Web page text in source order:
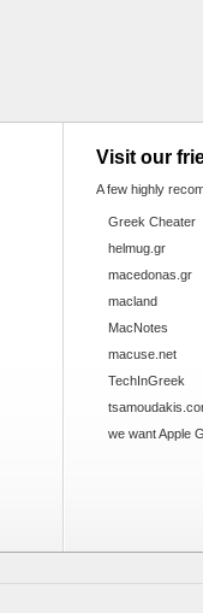
Visit our
A few highly
Greek Cheater
helmug.gr
macedonas.gr
macland
MacNotes
macuse.net
TechInGreek
we want Apple